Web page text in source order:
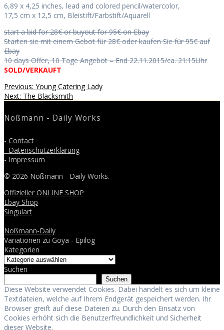
6,89 x 4,25 inches, lead and colored pencil/watercolor,
17,5 cm x 12,5 cm, Bleistift/Farbstift/Aquarell
start a bid for 28€ or buyout for 95€ on Ebay
Starten sie mit einem Gebot für 28€ oder kaufen Sie für 95€ auf
Ebay
10 days Offer, 10 Tage Angebot – End 22.11.2015/ca. 21:15Uhr
SOLD/VERKAUFT
Beitragsnavigation
Previous: Previous
post:
Young Catering Lady
Next: Next
The Blacksmith
Noßmann - Daily Works
- Contact
- Datenschutzerklärung
- Impressum
© 2026 Noßmann - Daily Works.
Offizieller ONLINE SHOP
Ebay Shop
Singulart
Noßmann-Daily
Variationen zu Goya - Epilog
Kategorien
Suchen
Suchen
Diese Website verwendet Cookies. Dabei handelt es sich um kleine
Textdateien, welche auf Ihrem Endgerät gespeichert werden. Ihr
Browser greift auf diese Dateien zu. Durch den Einsatz von
Cookies erhöht sich die Benutzerfreundlichkeit und Sicherheit
dieser Website.